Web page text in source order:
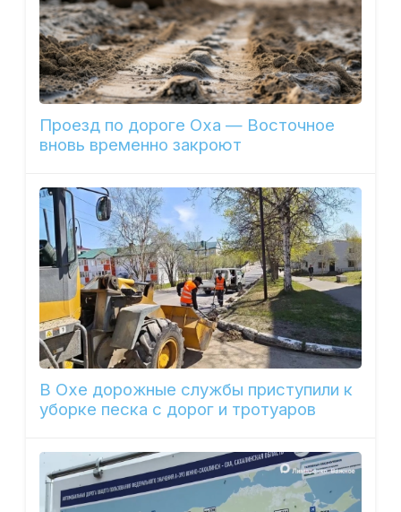
Проезд по дороге Оха — Восточное
вновь временно закроют
В Охе дорожные службы приступили к
уборке песка с дорог и тротуаров